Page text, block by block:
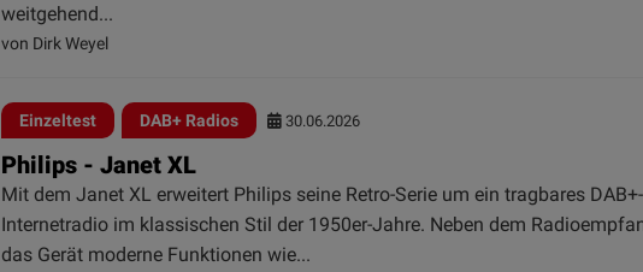
weitgehend...
von Dirk Weyel
Einzeltest DAB+ Radios 30.06.2026
Philips - Janet XL
Mit dem Janet XL erweitert Philips seine Retro-Serie um ein tragbares
Internetradio im klassischen Stil der 1950er-Jahre. Neben dem
das Gerät moderne Funktionen wie...